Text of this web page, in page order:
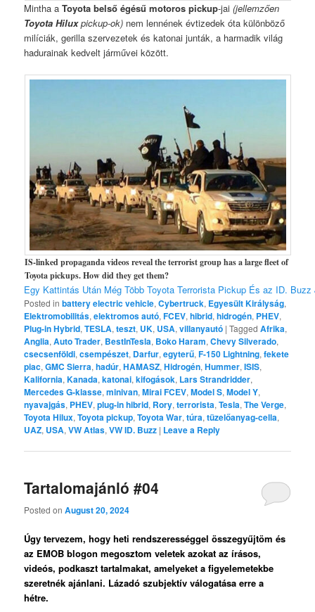
Mintha aToyota belső égésű motoros pickup-jai(jellemzően
Toyota Hiluxpickup-ok) nem lennének évtizedek óta különböző
milíciák, gerilla szervezetek és katonai junták, a harmadik világ
hadurainak kedvelt járművei között.
IS-linked propaganda videos reveal the terrorist group has a large fleet of
Toyota pickups. How did they get them?
Egy Kattintás Után Még Több Toyota Terrorista Pickup És az ID.
Posted in battery electric vehicle,Cybertruck, Egyesült Királyság,
Elektromobilitás,elektromos autó,FCEV,hibrid,hidrogén, PHEV,
Plug-in Hybrid,TESLA,teszt, UK, USA,villanyautó |Tagged Afrika,
Anglia,Auto Trader, BestInTesla, Boko Haram,Chevy Silverado,
csecsenföldi,csempészet, Darfur,egyterű,F-150 Lightning,fekete
piac,GMC Sierra,hadúr,HAMASZ,Hidrogén,Hummer,ISIS,
Kalifornia,Kanada,katonai,kifogások, Lars Strandridder,
Mercedes G-klasse,minivan,Mirai FCEV,Model S,Model Y,
nyavajgás, PHEV,plug-in hibrid, Rory,terrorista,Tesla,The Verge,
Toyota Hilux,Toyota pickup,Toyota War,túra,tüzelőanyag-cella,
UAZ, USA,VW Atlas,VW ID. Buzz | Leave a Reply
Tartalomajánló #04
Posted onAugust 20, 2024
Úgy tervezem, hogy heti rendszerességgel összegyűjtöm és
az EMOB blogon megosztom veletek azokat az írásos,
videós, podkaszt tartalmakat, amelyeket a figyelemetekbe
szeretnék ajánlani. Lázadó szubjektív válogatása erre a
hétre.